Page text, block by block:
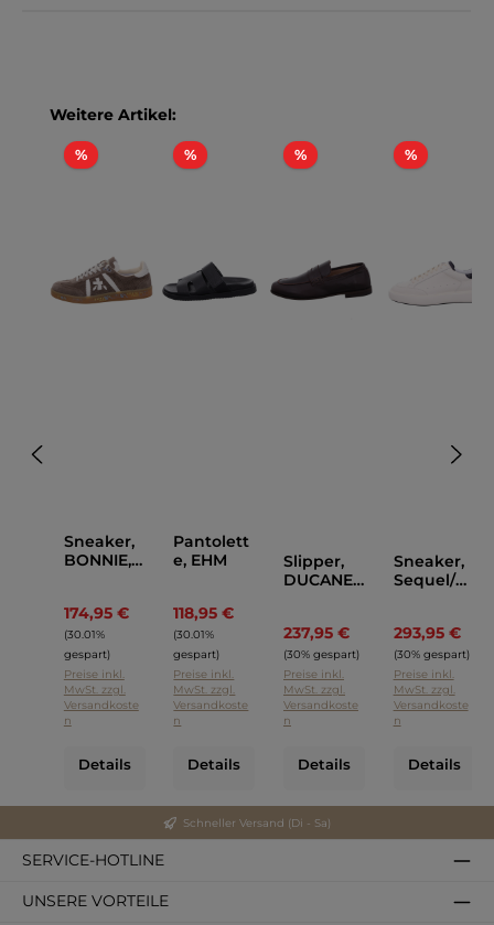
Produktgalerie überspringen
Weitere Artikel:
%Rabatt
Sneaker,
BONNIE,
174,95 €
Regulärer Preis:
(30.01%
gespart)
Preise inkl.
MwSt. zzgl.
Versandkoste
n
Details
%Rabatt
Pantolett
e, EHM
118,95 €
(30.01%
gespart)
Preise inkl.
MwSt. zzgl.
Versandkoste
n
Details
%Rabatt
Slipper,
DUCANER
237,95 €
Regulärer Preis:
(30% gespart)
Preise inkl.
MwSt. zzgl.
Versandkoste
n
Details
%Rabatt
Sneaker,
Sequel/00
293,95 €
(30% gespart)
Preise inkl.
MwSt. zzgl.
Versandkoste
n
Details
Schneller Versand (Di - Sa)
SERVICE-HOTLINE
UNSERE VORTEILE